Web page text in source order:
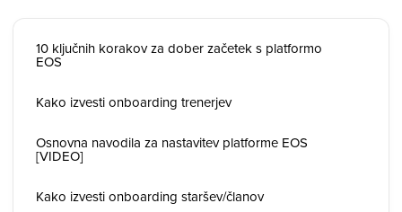
10 ključnih korakov za dober začetek s platformo
EOS
Kako izvesti onboarding trenerjev
Osnovna navodila za nastavitev platforme EOS
[VIDEO]
Kako izvesti onboarding staršev/članov